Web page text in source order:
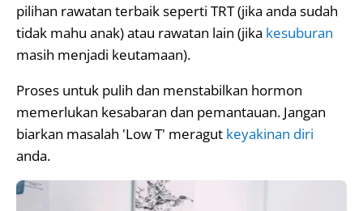
pilihan rawatan terbaik seperti TRT (jika anda sudah
tidak mahu anak) atau rawatan lain (jika kesuburan
masih menjadi keutamaan).
Proses untuk pulih dan menstabilkan hormon
memerlukan kesabaran dan pemantauan. Jangan
biarkan masalah 'Low T' meragut keyakinan diri
anda.